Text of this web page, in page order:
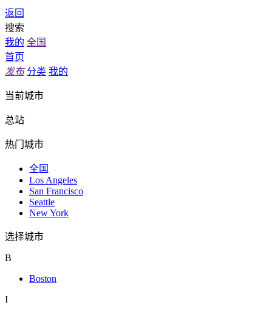
返回
搜索
我的 全国
首页
发布 分类 我的
当前城市
总站
热门城市
全国
Los Angeles
San Francisco
Seattle
New York
选择城市
B
Boston
I